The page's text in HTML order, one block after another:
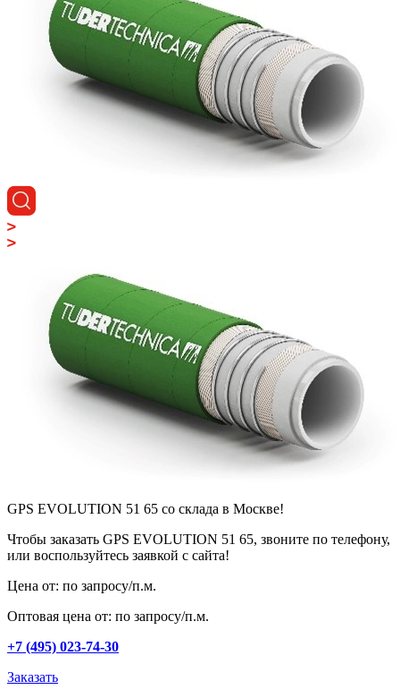
GPS EVOLUTION 51 65 со склада в Москве!
Чтобы заказать GPS EVOLUTION 51 65, звоните по телефону,
или воспользуйтесь заявкой с сайта!
Цена от: по запросу/п.м.
Оптовая цена от: по запросу/п.м.
+7 (495) 023-74-30
Заказать